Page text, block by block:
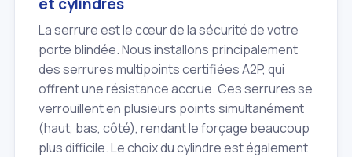
et cylindres
La serrure est le cœur de la sécurité de votre
porte blindée. Nous installons principalement
des serrures multipoints certifiées A2P, qui
offrent une résistance accrue. Ces serrures se
verrouillent en plusieurs points simultanément
(haut, bas, côté), rendant le forçage beaucoup
plus difficile. Le choix du cylindre est également